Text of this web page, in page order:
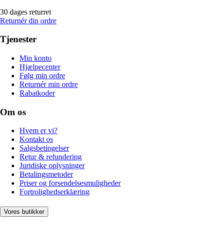
30 dages returret
Returnér din ordre
Tjenester
Min konto
Hjælpecenter
Følg min ordre
Returnér min ordre
Rabatkoder
Om os
Hvem er vi?
Kontakt os
Salgsbetingelser
Retur & refundering
Juridiske oplysninger
Betalingsmetoder
Priser og forsendelsesmuligheder
Fortrolighedserklæring
Vores butikker